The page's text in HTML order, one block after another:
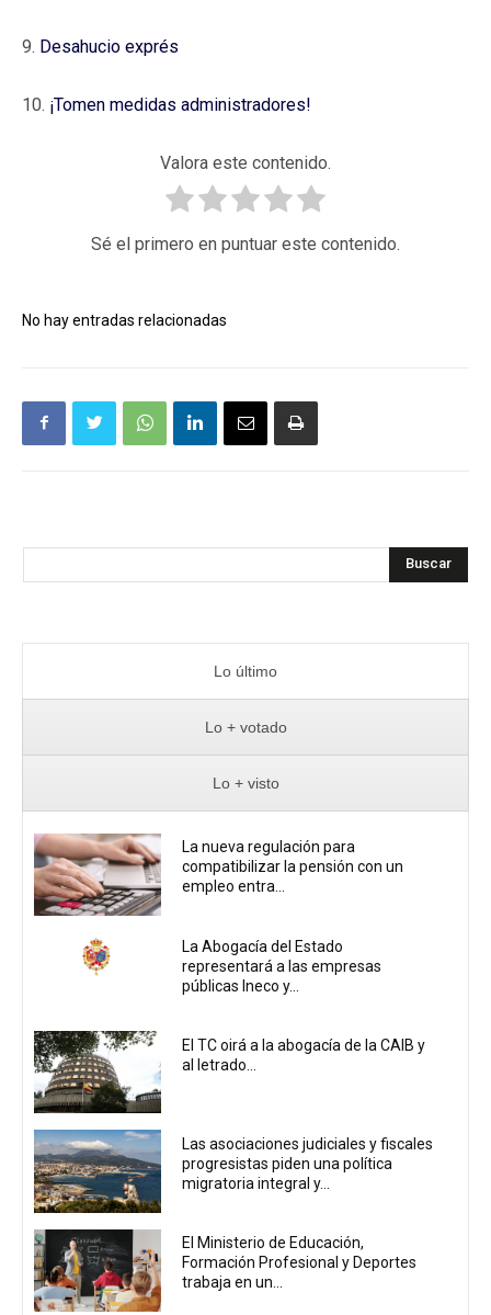
9. Desahucio exprés
10. ¡Tomen medidas administradores!
Valora este contenido.
Sé el primero en puntuar este contenido.
No hay entradas relacionadas
Buscar
Lo último
Lo + votado
Lo + visto
La nueva regulación para
compatibilizar la pensión con un
empleo entra...
La Abogacía del Estado
representará a las empresas
públicas Ineco y...
El TC oirá a la abogacía de la CAIB y
al letrado...
Las asociaciones judiciales y fiscales
progresistas piden una política
migratoria integral y...
El Ministerio de Educación,
Formación Profesional y Deportes
trabaja en un...